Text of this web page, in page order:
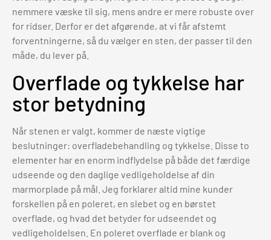
nemmere væske til sig, mens andre er mere robuste over
for ridser. Derfor er det afgørende, at vi får afstemt
forventningerne, så du vælger en sten, der passer til den
måde, du lever på.
Overflade og tykkelse har
stor betydning
Når stenen er valgt, kommer de næste vigtige
beslutninger: overfladebehandling og tykkelse. Disse to
elementer har en enorm indflydelse på både det færdige
udseende og den daglige vedligeholdelse af din
marmorplade på mål. Jeg forklarer altid mine kunder
forskellen på en poleret, en slebet og en børstet
overflade, og hvad det betyder for udseendet og
vedligeholdelsen. En poleret overflade er blank og